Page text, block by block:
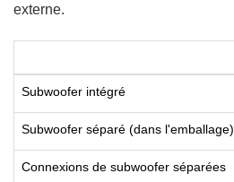
externe.
Subwoofer intégré
Subwoofer séparé (dans l'emballage)
Connexions de subwoofer séparées